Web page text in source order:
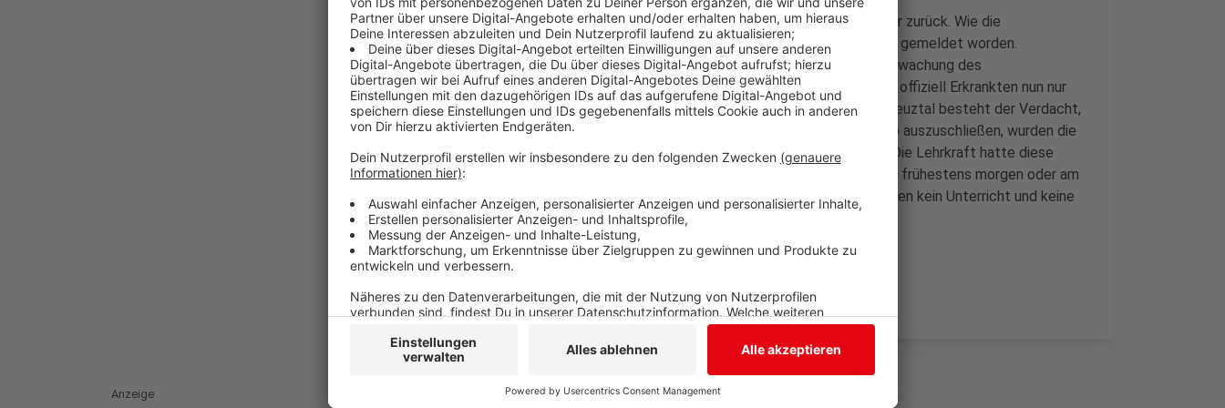
Die Zahl der Corona-Patienten in Siegen-Wittgenstein geht weiter zurück. Wie die
Kreisverwaltung meldet, ist heute eine Neuinfektion aus Netphen gemeldet worden.
Gleichzeitig konnten aber drei Personen als genesen aus der Überwachung des
Kreisgesundheitsamts entlassen werden. Damit liegt die Zahl der offiziell Erkrankten nun nur
noch bei acht. Bei einer Lehrkraft der St. Martin Grundschule in Kreuztal besteht der Verdacht,
dass sie sich mit dem Virus infiziert haben könnte. Um jedes Risiko auszuschließen, wurden die
Schüler der Klassen 3 und 4 gebeten, vorerst daheim zu bleiben. Die Lehrkraft hatte diese
Klassen zuletzt vor Pfingsten unterrichtet. Das Testergebnis soll frühestens morgen oder am
Freitag vorliegen. So lange finden für die Schüler der beiden Klassen kein Unterricht und keine
Betreuung statt.
Anzeige
Anzeige